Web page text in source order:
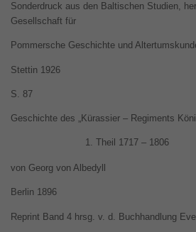
Sonderdruck aus den Baltischen Studien,
Gesellschaft für
Pommersche Geschichte und
Stettin 1926
S. 87
Geschichte des „Kürassier – Regiments
Theil 1717 – 1806
von Georg von Albedyll
Berlin 1896
Reprint Band 4 hrsg. v. d. Buchhandlung